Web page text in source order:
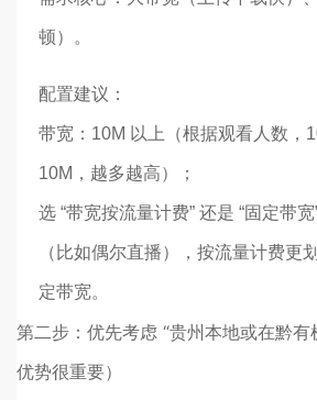
顿）。
配置建议：
带宽：10M 以上（根据观看人数，
10M，越多越高）；
选 “带宽按流量计费” 还是 “固定带
（比如偶尔直播），按流量计费更
定带宽。
第二步：优先考虑 “贵州本地或在黔有
优势很重要）